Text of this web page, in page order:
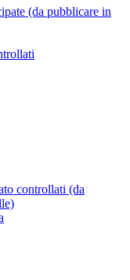
(da pubblicare in
controllati (da